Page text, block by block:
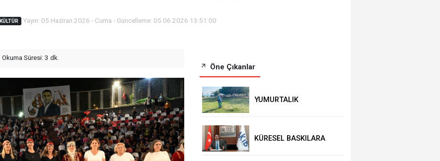
KÜLTÜR Yayın: 05 Haziran 2026 - Cuma - Güncelleme: 05.06.2026 13:51:00
Okuma Süresi: 3 dk.
Öne Çıkanlar
YUMURTALIK
ALAN HAMLESİ
KÜRESEL BASKILARA
293,3 MİLYON DOLARLIK